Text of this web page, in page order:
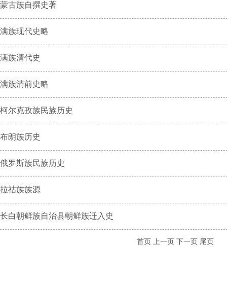
蒙古族自撰史著
满族现代史略
满族清代史
满族清前史略
柯尔克孜族民族历史
布朗族历史
俄罗斯族民族历史
拉祜族族源
长白朝鲜族自治县朝鲜族迁入史
首页 上一页 下一页 尾页